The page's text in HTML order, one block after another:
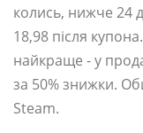
колись, нижче 24
18,98 після
найкраще - у
за 50% знижки.
Steam.